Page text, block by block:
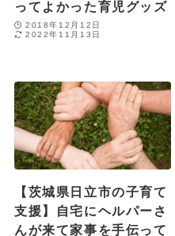
ってよかった育児グッズ
2018年12月12日
2022年11月13日
【茨城県日立市の子育て
支援】自宅にヘルパーさ
んが来て家事を手伝って